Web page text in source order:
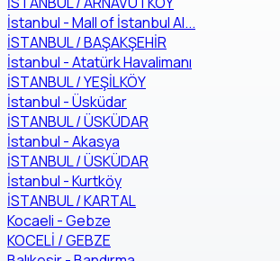
İstanbul - Mall of İstanbul Al...
İSTANBUL / BAŞAKŞEHİR
İstanbul - Atatürk Havalimanı
İSTANBUL / YEŞİLKÖY
İstanbul - Üsküdar
İSTANBUL / ÜSKÜDAR
İstanbul - Akasya
İSTANBUL / ÜSKÜDAR
İstanbul - Kurtköy
İSTANBUL / KARTAL
Kocaeli - Gebze
KOCELİ / GEBZE